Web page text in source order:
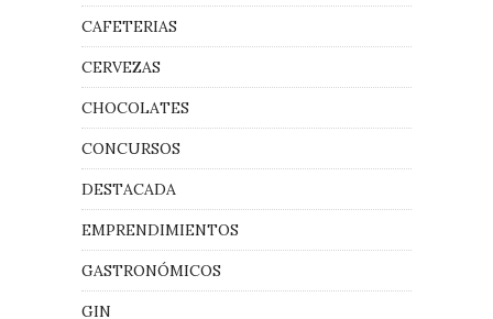
CAFETERIAS
CERVEZAS
CHOCOLATES
CONCURSOS
DESTACADA
EMPRENDIMIENTOS
GASTRONÓMICOS
GIN